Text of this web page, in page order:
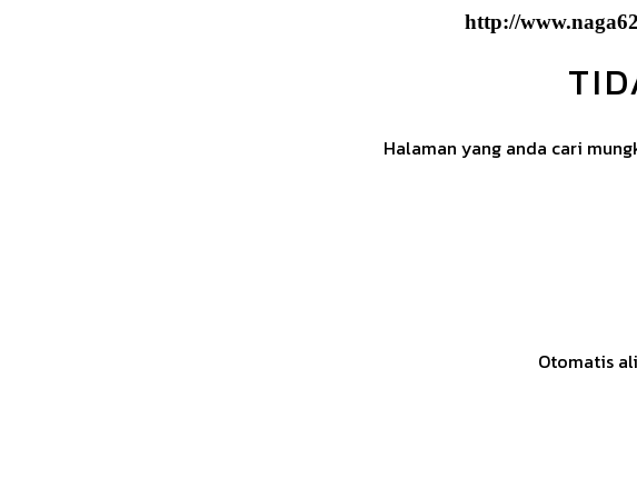
http://
Halaman yang anda cari
Otomatis